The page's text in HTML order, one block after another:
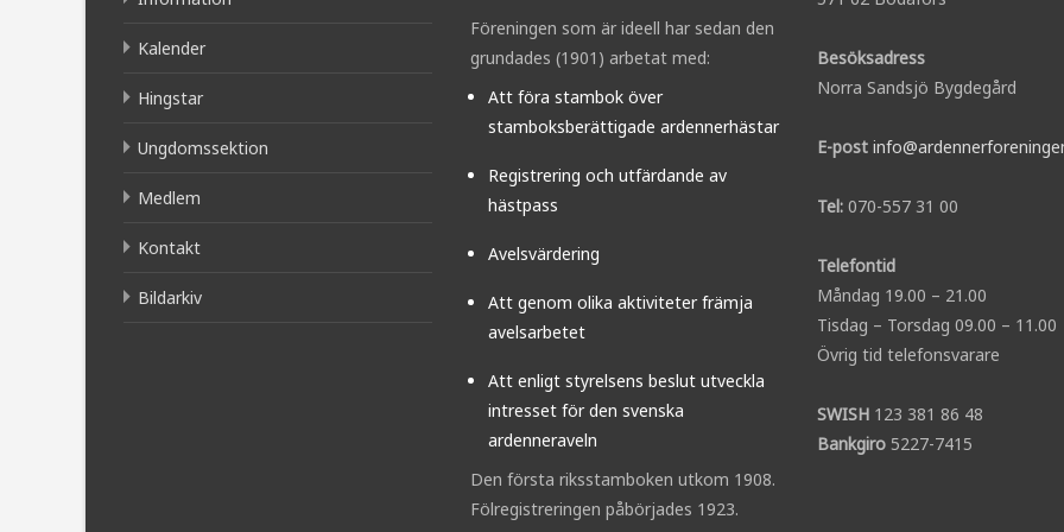
Kalender
Hingstar
Ungdomssektion
Medlem
Kontakt
Bildarkiv
Föreningen som är ideell har sedan den
grundades (1901) arbetat med:
Att föra stambok över
stamboksberättigade ardennerhästar
Registrering och utfärdande av
hästpass
Avelsvärdering
Att genom olika aktiviteter främja
avelsarbetet
Att enligt styrelsens beslut utveckla
intresset för den svenska
ardenneraveln
Den första riksstamboken utkom 1908.
Fölregistreringen påbörjades 1923.
Besöksadress
Norra Sandsjö Bygdegård
E-post
Tel: 070-557 31 00
Telefontid
Måndag 19.00 – 21.00
Tisdag – Torsdag 09.00 – 11.00
Övrig tid telefonsvarare
SWISH 123 381 86 48
Bankgiro 5227-7415